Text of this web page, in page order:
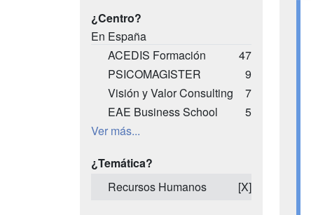
¿Centro?
En España
ACEDIS Formación
47
PSICOMAGISTER
9
Visión y Valor Consulting
7
EAE Business School
5
Ver más...
¿Temática?
Recursos Humanos
[X]